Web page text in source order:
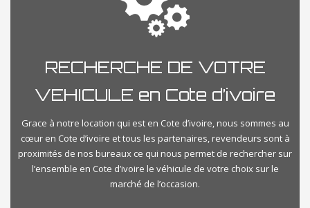
RECHERCHE DE VOTRE
VEHICULE en Cote d’ivoire
Grace à notre location qui est en Cote d’ivoire, nous sommes au
cœur en Cote d’ivoire et tous les partenaires, revendeurs sont à
proximités de nos bureaux ce qui nous permet de rechercher sur
l’ensemble en Cote d’ivoire le véhicule de votre choix sur le
marché de l’occasion.